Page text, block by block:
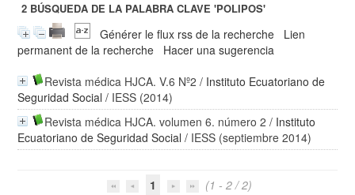
2 BÚSQUEDA DE LA PALABRA CLAVE'POLIPOS'
Générer le flux rss de la recherche
Lien
permanent de la recherche
Hacer una sugerencia
Revista médica HJCA. V.6 Nº2 / Instituto Ecuatoriano de
Seguridad Social / IESS (2014)
Revista médica HJCA. volumen 6. número 2 / Instituto
Ecuatoriano de Seguridad Social / IESS (septiembre 2014)
1 (1 - 2 / 2)